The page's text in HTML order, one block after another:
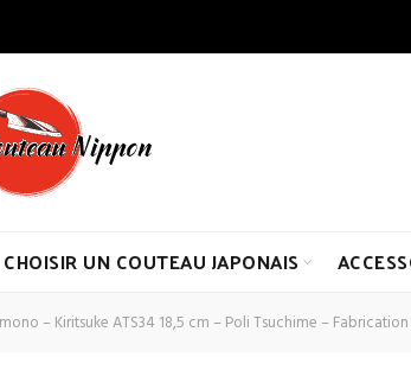
CHOISIR UN COUTEAU JAPONAIS
– Kiritsuke ATS34 18,5 cm – Poli Tsuchime –